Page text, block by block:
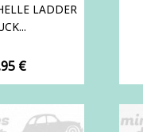
LADDER
€